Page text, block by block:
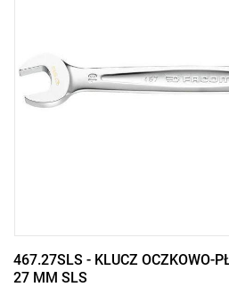
467.27SLS - KLUCZ OCZKOWO-
27 MM SLS